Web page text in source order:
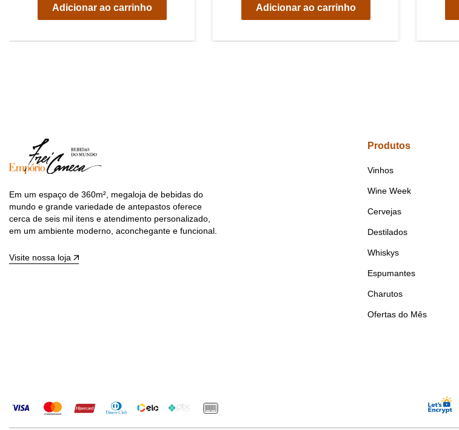
Adicionar ao carrinho Adicionar ao carrinho
Em um espaço de 360m², megaloja de bebidas do
mundo e grande variedade de antepastos oferece
cerca de seis mil itens e atendimento personalizado,
em um ambiente moderno, aconchegante e funcional.
Visite nossa loja
Produtos
Vinhos
Wine Week
Cervejas
Destilados
Whiskys
Espumantes
Charutos
Ofertas do Mês